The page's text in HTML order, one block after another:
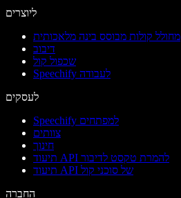
ליוצרים
מחולל קולות מבוסס בינה מלאכותית
דיבוב
שכפול קול
Speechify לעבודה
לעסקים
Speechify למפתחים
צוותים
חינוך
תיעוד API להמרת טקסט לדיבור
תיעוד API של סוכני קול
החברה